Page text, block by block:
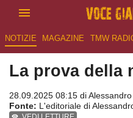
NOTIZIE MAGAZINE TMW
La prova della
28.09.2025 08:15 di
Fonte: L'editoriale di